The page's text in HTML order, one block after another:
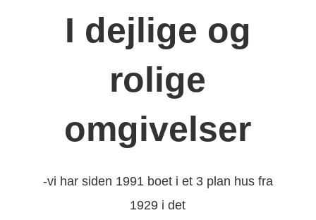
I dejlige og
rolige
omgivelser
-vi har siden 1991 boet i et 3 plan hus fra
1929 i det